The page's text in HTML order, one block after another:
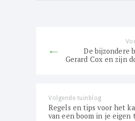
De bijzondere
Gerard Cox en zijn
Volgende tuinblog
post:
Regels en tips voor het
van een boom in je eigen